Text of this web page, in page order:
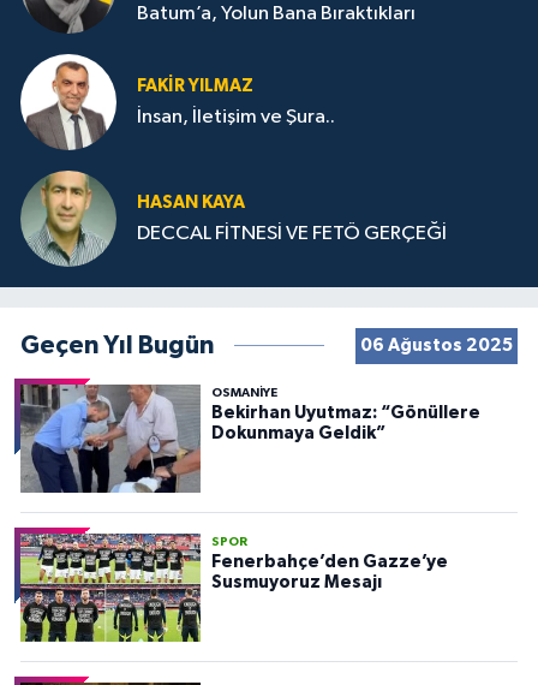
Batum’a, Yolun Bana Bıraktıkları
FAKIR YILMAZ
İnsan, İletişim ve Şura..
HASAN KAYA
DECCAL FİTNESİ VE FETÖ GERÇEĞİ
Geçen Yıl Bugün 06 Ağustos 2025
OSMANIYE
Bekirhan Uyutmaz: “Gönüllere
Dokunmaya Geldik”
SPOR
Fenerbahçe’den Gazze’ye
Susmuyoruz Mesajı